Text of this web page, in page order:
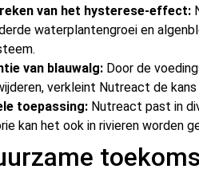
van het hysterese-effect:
waterplantengroei en
van blauwalg: Door de
verkleint Nutreact de
toepassing: Nutreact past in
kan het ook in rivieren worden